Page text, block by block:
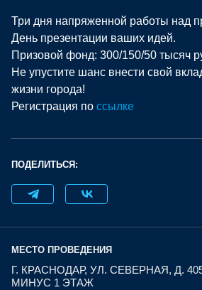
Три дня напряженной работы над
День презентации ваших идей.
Призовой фонд: 300/150/50 тысяч
Не упустите шанс внести свой
жизни города!
Регистрация по ссылке
ПОДЕЛИТЬСЯ:
МЕСТО ПРОВЕДЕНИЯ
Г. КРАСНОДАР, УЛ. СЕВЕРНАЯ, Д.
МИНУС 1 ЭТАЖ